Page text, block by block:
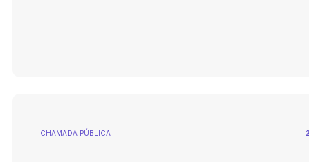
CHAMADA PÚBLICA